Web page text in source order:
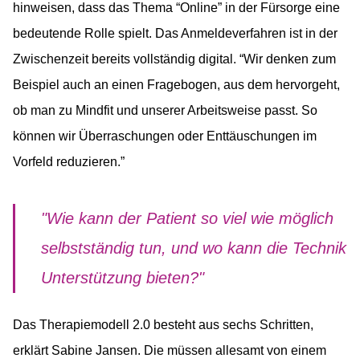
hinweisen, dass das Thema “Online” in der Fürsorge eine
bedeutende Rolle spielt. Das Anmeldeverfahren ist in der
Zwischenzeit bereits vollständig digital. “Wir denken zum
Beispiel auch an einen Fragebogen, aus dem hervorgeht,
ob man zu Mindfit und unserer Arbeitsweise passt. So
können wir Überraschungen oder Enttäuschungen im
Vorfeld reduzieren.”
"Wie kann der Patient so viel wie möglich
selbstständig tun, und wo kann die Technik
Unterstützung bieten?"
Das Therapiemodell 2.0 besteht aus sechs Schritten,
erklärt Sabine Jansen. Die müssen allesamt von einem